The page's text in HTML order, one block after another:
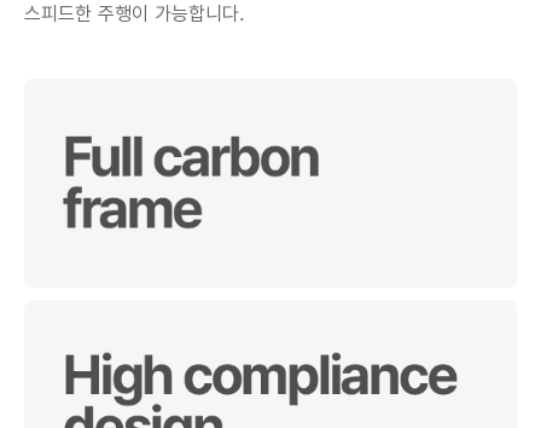
스피드한 주행이 가능합니다.